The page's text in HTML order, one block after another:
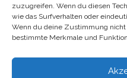
zuzugreifen. Wenn du diesen
wie das Surfverhalten oder
Wenn du deine Zustimmung
bestimmte Merkmale und
Datenschutzerklärung
Kontakt